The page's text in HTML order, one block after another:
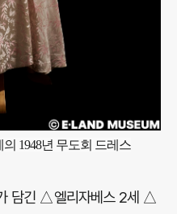
1948년 무도회 드레스
담긴 △엘리자베스 2세 △